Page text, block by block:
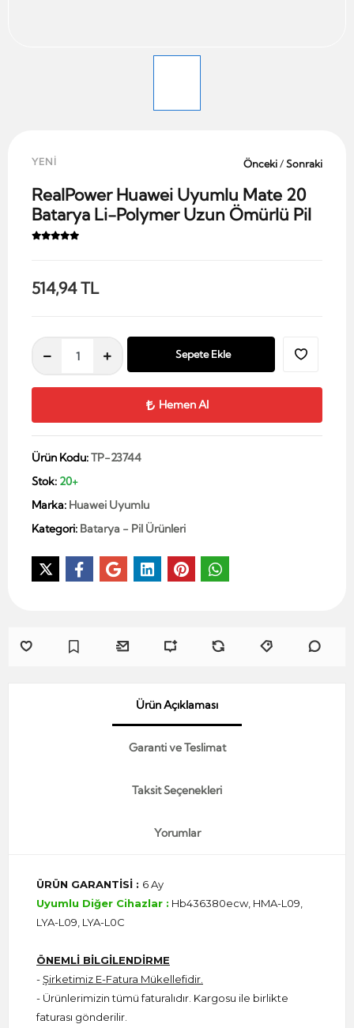
YENİ Önceki/Sonraki
RealPower Huawei Uyumlu Mate 20
Batarya Li-Polymer Uzun Ömürlü Pil
514,94 TL
Sepete Ekle
Hemen Al
Ürün Kodu:TP-23744
Stok: 20+
Marka: Huawei Uyumlu
Kategori: Batarya - Pil Ürünleri
Ürün Açıklaması
Garanti ve Teslimat
Taksit Seçenekleri
Yorumlar
ÜRÜN GARANTİSİ : 6 Ay
Uyumlu Diğer Cihazlar : Hb436380ecw, HMA-L09,
LYA-L09, LYA-L0C
ÖNEMLİ BİLGİLENDİRME
-Şirketimiz E-Fatura Mükellefidir.
- Ürünlerimizin tümü faturalıdır. Kargosu ile birlikte
faturası gönderilir.